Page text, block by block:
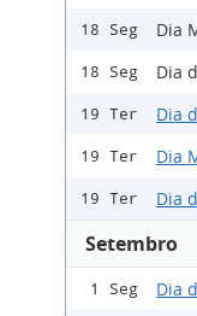
18 Seg Dia
18 Seg Dia
19 Ter Dia
19 Ter Dia
19 Ter Dia
Setembro
1 Seg Dia